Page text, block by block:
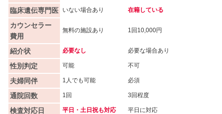
臨床遺伝専門医 いない場合あり 在籍している
カウンセラー
費用
無料の施設あり 1回10,000円
紹介状 必要なし 必要な場合あり
性別判定 可能 不可
夫婦同伴 1人でも可能 必須
通院回数 1回 3回程度
検査対応日 平日・土日祝も対応 平日に対応